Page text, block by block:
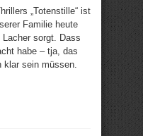
„Totenstille“ ist
Familie heute
sorgt. Dass
habe – tja, das
klar sein müssen.